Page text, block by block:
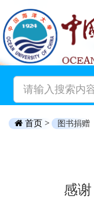
首页 > 图书捐赠
感